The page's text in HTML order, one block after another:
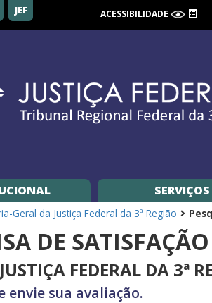
JEF ACESSIBILIDADE
SERVIÇOS
Geral da Justiça Federal da 3ª Região
DE SATISFAÇÃO
FEDERAL DA 3ª
envie sua avaliação.